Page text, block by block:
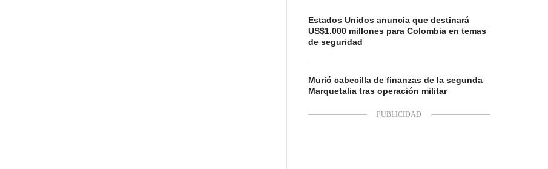
Estados Unidos anuncia que destinará
US$1.000 millones para Colombia en temas
de seguridad
Murió cabecilla de finanzas de la segunda
Marquetalia tras operación militar